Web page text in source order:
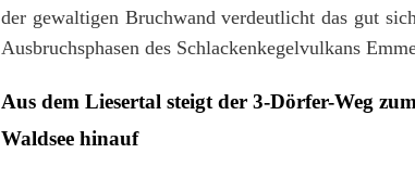
der gewaltigen Bruchwand verdeutlicht das gut
Ausbruchsphasen des Schlackenkegelvulkans
Aus dem Liesertal steigt der 3-Dörfer-Weg
Waldsee hinauf